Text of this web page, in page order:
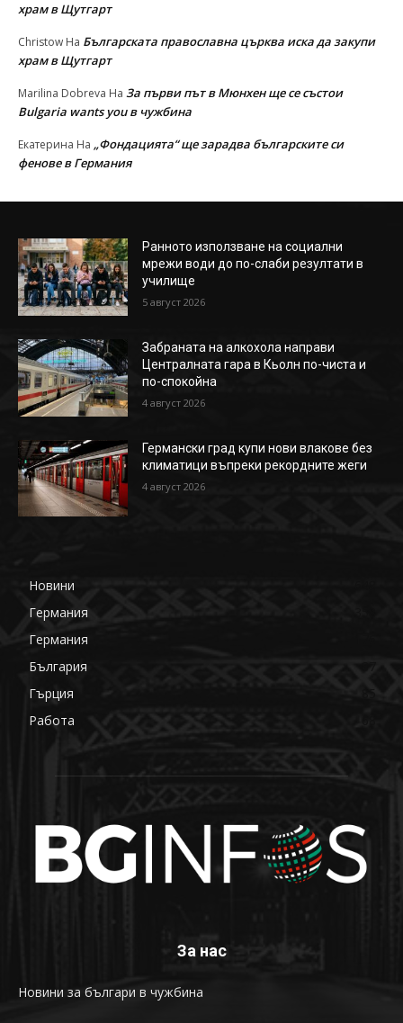
храм в Щутгарт
Christow На Българската православна църква иска да закупи
храм в Щутгарт
Marilina Dobreva На За първи път в Мюнхен ще се състои
Bulgaria wants you в чужбина
Екатерина На „Фондацията“ ще зарадва българските си
фенове в Германия
Ранното използване на социални
мрежи води до по-слаби резултати в
училище
5 август 2026
Забраната на алкохола направи
Централната гара в Кьолн по-чиста и
по-спокойна
4 август 2026
Германски град купи нови влакове без
климатици въпреки рекордните жеги
4 август 2026
Новини
Германия
Германия
България
Гърция
Работа
За нас
Новини за българи в чужбина